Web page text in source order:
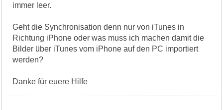
immer leer.
Geht die Synchronisation denn nur von iTunes in
Richtung iPhone oder was muss ich machen damit die
Bilder über iTunes vom iPhone auf den PC importiert
werden?
Danke für euere Hilfe